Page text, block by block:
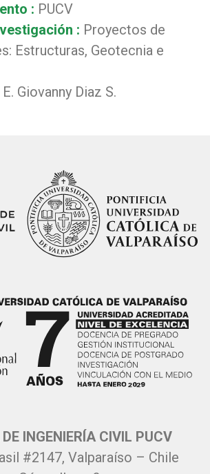
: PUCV
: Proyectos de
Estructuras, Geotecnia e
E. Giovanny Diaz S.
INGENIERÍA CIVIL PUCV
#2147, Valparaíso – Chile